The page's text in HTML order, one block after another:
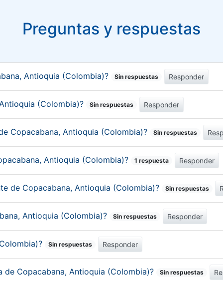
Preguntas y respuestas
Antioquia (Colombia)? Sin respuestas Responder
(Colombia)? Sin respuestas Responder
Copacabana, Antioquia (Colombia)? Sin respuestas
Antioquia (Colombia)? 1 respuesta Responder
de Copacabana, Antioquia (Colombia)? Sin respuestas
Antioquia (Colombia)? Sin respuestas Responder
Sin respuestas Responder
Copacabana, Antioquia (Colombia)? Sin respuestas